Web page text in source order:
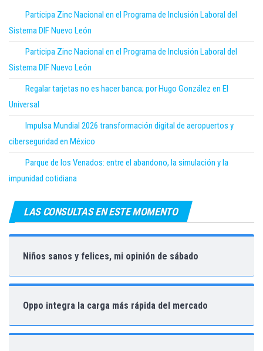
Participa Zinc Nacional en el Programa de Inclusión Laboral del
Sistema DIF Nuevo León
Participa Zinc Nacional en el Programa de Inclusión Laboral del
Sistema DIF Nuevo León
Regalar tarjetas no es hacer banca; por Hugo González en El
Universal
Impulsa Mundial 2026 transformación digital de aeropuertos y
ciberseguridad en México
Parque de los Venados: entre el abandono, la simulación y la
impunidad cotidiana
LAS CONSULTAS EN ESTE MOMENTO
Niños sanos y felices, mi opinión de sábado
Oppo integra la carga más rápida del mercado